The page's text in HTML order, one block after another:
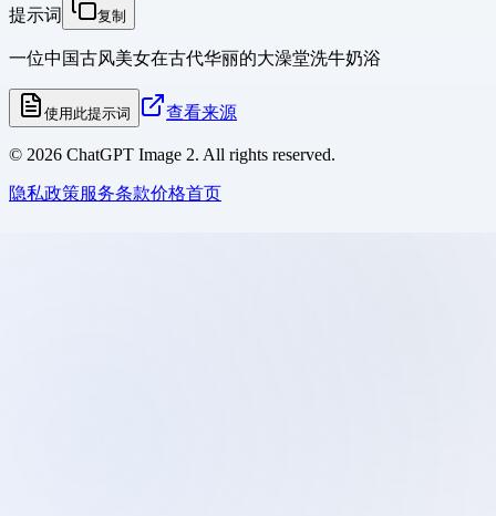
提示词
复制
一位中国古风美女在古代华丽的大澡堂洗牛奶浴
使用此提示词 查看来源
© 2026 ChatGPT Image 2. All rights reserved.
隐私政策服务条款价格首页